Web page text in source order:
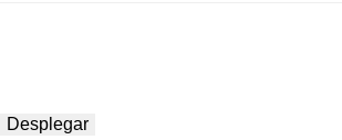
Desplegar